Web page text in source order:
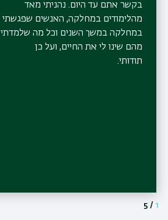
בקשר אתם עד היום. נהניתי מאד
מהלימודים במחלקה, האנשים שפגשתי
במחלקה במשך השנים וכל מה שלמדתי
מהם שינו לי את החיים, ועל כן
תודותי.
1
/
5